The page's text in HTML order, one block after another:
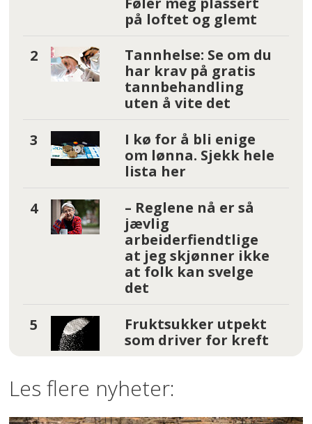
på loftet og glemt
Tannhelse: Se om du
har krav på gratis
tannbehandling
uten å vite det
I kø for å bli enige
om lønna. Sjekk hele
lista her
– Reglene nå er så
jævlig
arbeiderfiendtlige
at jeg skjønner ikke
at folk kan svelge
det
Fruktsukker utpekt
som driver for kreft
Les flere nyheter: